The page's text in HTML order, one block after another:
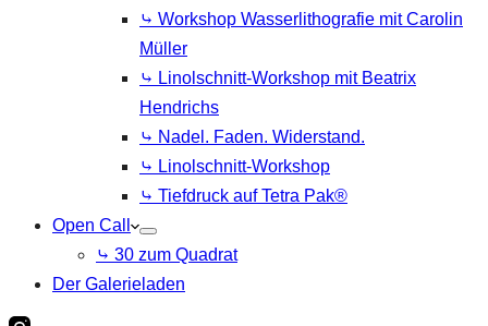
⤷ Workshop Wasserlithografie mit Carolin
Müller
⤷ Linolschnitt-Workshop mit Beatrix
Hendrichs
⤷ Nadel. Faden. Widerstand.
⤷ Linolschnitt-Workshop
⤷ Tiefdruck auf Tetra Pak®
Open Call
⤷ 30 zum Quadrat
Der Galerieladen